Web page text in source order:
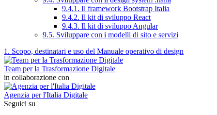
9.4.1. Il framework Bootstrap Italia
9.4.2. Il kit di sviluppo React
9.4.3. Il kit di sviluppo Angular
9.5. Sviluppare con i modelli di sito e servizi
1. Scopo, destinatari e uso del Manuale operativo di design
Team per la Trasformazione Digitale
in collaborazione con
Agenzia per l'Italia Digitale
Seguici su